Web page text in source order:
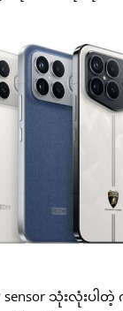
sensor သုံးလုံးပါ